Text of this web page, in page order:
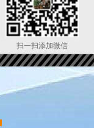
扫一扫添加微信